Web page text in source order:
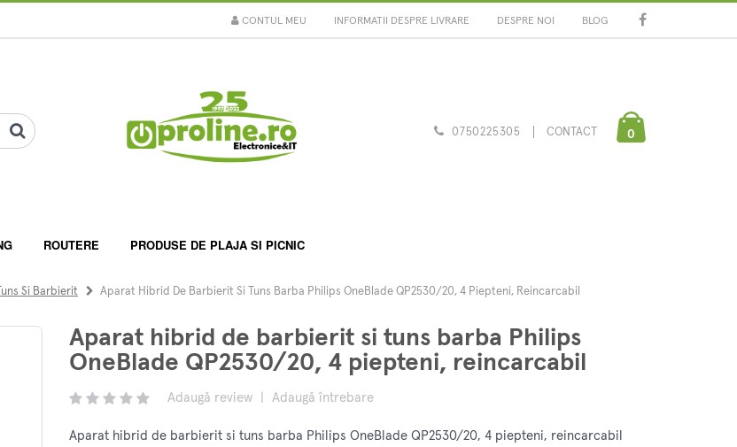
INFORMATII DESPRE LIVRARE DESPRE NOI BLOG
CONTUL MEU
0750225305 CONTACT 0
ROUTERE PRODUSE DE PLAJA SI PICNIC
Si Barbierit Aparat Hibrid De Barbierit Si Tuns Barba Philips OneBlade QP2530/20, 4 Piepteni, Reincarcabil
Aparat hibrid de barbierit si tuns barba Philips
OneBlade QP2530/20, 4 piepteni, reincarcabil
Adaugă review Adaugă întrebare
Aparat hibrid de barbierit si tuns barba Philips OneBlade QP2530/20, 4 piepteni, reincarcabil